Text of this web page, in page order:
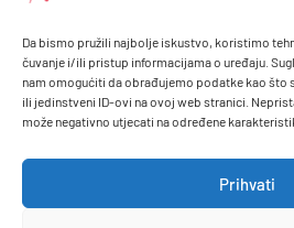
Da bismo pružili najbolje iskustvo, koristimo
čuvanje i/ili pristup informacijama o uređaju.
nam omogućiti da obrađujemo podatke kao što
ili jedinstveni ID-ovi na ovoj web stranici.
može negativno utjecati na određene
Prihvati
Kontakt
O nama
Politika privatnosti
Povrati / reklamacije